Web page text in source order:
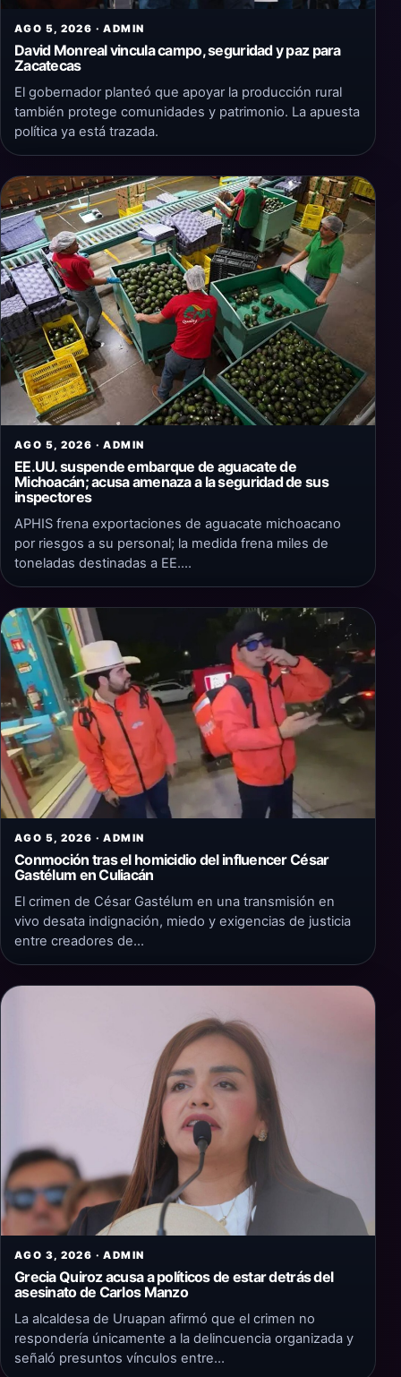
AGO 5, 2026 · ADMIN
David Monreal vincula campo, seguridad y paz para
Zacatecas
El gobernador planteó que apoyar la producción rural
también protege comunidades y patrimonio. La apuesta
política ya está trazada.
AGO 5, 2026 · ADMIN
EE.UU. suspende embarque de aguacate de
Michoacán; acusa amenaza a la seguridad de sus
inspectores
APHIS frena exportaciones de aguacate michoacano
por riesgos a su personal; la medida frena miles de
toneladas destinadas a EE.…
AGO 5, 2026 · ADMIN
Conmoción tras el homicidio del influencer César
Gastélum en Culiacán
El crimen de César Gastélum en una transmisión en
vivo desata indignación, miedo y exigencias de justicia
entre creadores de…
AGO 3, 2026 · ADMIN
Grecia Quiroz acusa a políticos de estar detrás del
asesinato de Carlos Manzo
La alcaldesa de Uruapan afirmó que el crimen no
respondería únicamente a la delincuencia organizada y
señaló presuntos vínculos entre…